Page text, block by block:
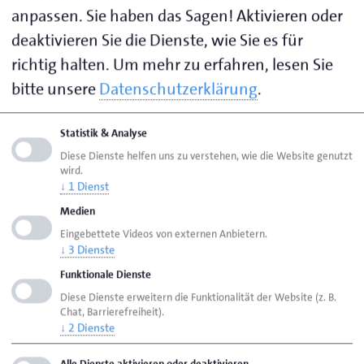
machen?“, sagt Eckhard Stein, Präsident der
Handwerkskammer Oldenburg. „Im Handwerk
können wir das. Bei uns ist Karriere kein kalter
Wettlauf, sondern ein lohnender Weg. Das Handwerk
bietet jungen Menschen eine Form von Karriere, in
der man seine Fortschritte täglich sieht. Mit dem
guten Gefühl, etwas zu schaffen, das wirklich
gebraucht wird. Und das Allerwichtigste: Im
Handwerk ist Karriere kein Alleingang. Wir machen
sie immer zusammen – in der Handwerksfamilie.“
Mit seinen 136 Berufen bietet das Handwerk jungen
Menschen vielfältige Möglichkeiten, ihren ganz
persönlichen Weg zu finden, ohne sich dabei zu
verlieren: mit Sinn, Zusammenhalt und Erfüllung.
Ausgehend von der Ausbildung eröffnen sich dann
anpassen. Sie haben das Sagen! Aktivieren oder
deaktivieren Sie die Dienste, wie Sie es für
richtig halten. Um mehr zu erfahren, lesen Sie
bitte unsereDatenschutzerklärung.
Statistik & Analyse
Diese Dienste helfen uns zu verstehen, wie die Website genutzt
wird.
↓ 1 Dienst
Medien
Eingebettete Videos von externen Anbietern.
↓ 3 Dienste
Funktionale Dienste
Diese Dienste erweitern die Funktionalität der Website (z. B.
Chat, Barrierefreiheit).
↓ 2 Dienste